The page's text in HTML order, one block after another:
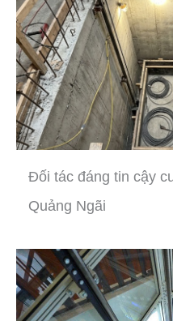
Đối tác đáng tin cậy
Quảng Ngãi